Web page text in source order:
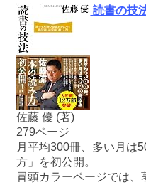
読書の技
佐藤 優 (著)
279ページ
月平均300冊、多い月は
方」を初公開。
冒頭カラーページでは